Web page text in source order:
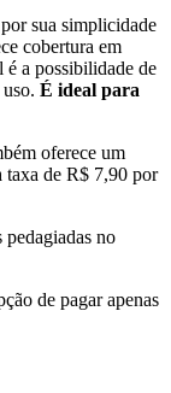
sua simplicidade
cobertura em
é a possibilidade de
É ideal para
oferece um
taxa de R$ 7,90 por
pedagiadas no
de pagar apenas